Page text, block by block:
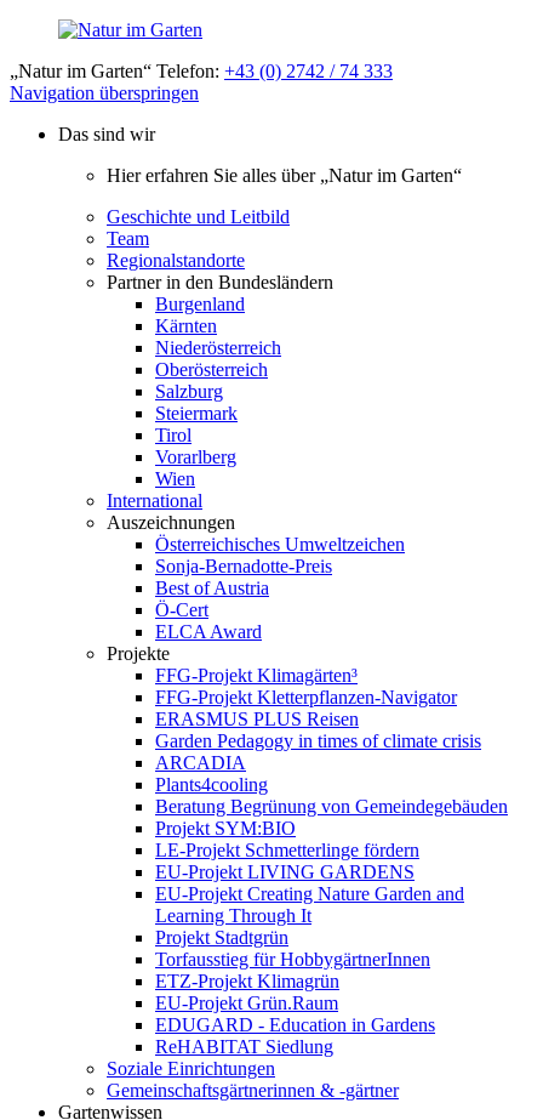
„Natur im Garten“ Telefon: +43 (0) 2742 / 74 333
Navigation überspringen
Das sind wir
Hier erfahren Sie alles über „Natur im Garten“
Geschichte und Leitbild
Team
Regionalstandorte
Partner in den Bundesländern
Burgenland
Kärnten
Niederösterreich
Oberösterreich
Salzburg
Steiermark
Tirol
Vorarlberg
Wien
International
Auszeichnungen
Österreichisches Umweltzeichen
Sonja-Bernadotte-Preis
Best of Austria
Ö-Cert
ELCA Award
Projekte
FFG-Projekt Klimagärten³
FFG-Projekt Kletterpflanzen-Navigator
ERASMUS PLUS Reisen
Garden Pedagogy in times of climate crisis
ARCADIA
Plants4cooling
Beratung Begrünung von Gemeindegebäuden
Projekt SYM:BIO
LE-Projekt Schmetterlinge fördern
EU-Projekt LIVING GARDENS
EU-Projekt Creating Nature Garden and
Learning Through It
Projekt Stadtgrün
Torfausstieg für HobbygärtnerInnen
ETZ-Projekt Klimagrün
EU-Projekt Grün.Raum
EDUGARD - Education in Gardens
ReHABITAT Siedlung
Soziale Einrichtungen
Gemeinschaftsgärtnerinnen & -gärtner
Gartenwissen